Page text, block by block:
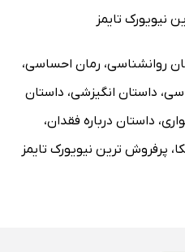
نیویورک تایمز
روانشناسی، رمان احساسی،
، داستان انگیزشی، داستان
، داستان درباره فقدان،
، پرفروش ترین نیویورک تایمز